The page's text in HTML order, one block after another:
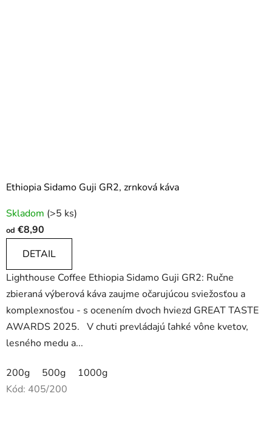
Ethiopia Sidamo Guji GR2, zrnková káva
hodnotenie
produktu
4,4
z
5
hviezdičiek.
Skladom (>5 ks)
od €8,90
DETAIL
Lighthouse Coffee Ethiopia Sidamo Guji GR2: Ručne
zbieraná výberová káva zaujme očarujúcou sviežosťou a
komplexnosťou - s ocenením dvoch hviezd GREAT TASTE
AWARDS 2025. V chuti prevládajú ľahké vône kvetov,
lesného medu a...
200g 500g
1000g
Kód: 405/200